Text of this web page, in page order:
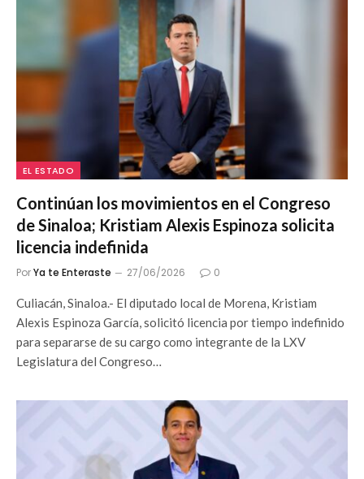
EL ESTADO
Continúan los movimientos en el Congreso
de Sinaloa; Kristiam Alexis Espinoza solicita
licencia indefinida
PorYa te Enteraste 27/06/2026 0
Culiacán, Sinaloa.- El diputado local de Morena, Kristiam
Alexis Espinoza García, solicitó licencia por tiempo indefinido
para separarse de su cargo como integrante de la LXV
Legislatura del Congreso…